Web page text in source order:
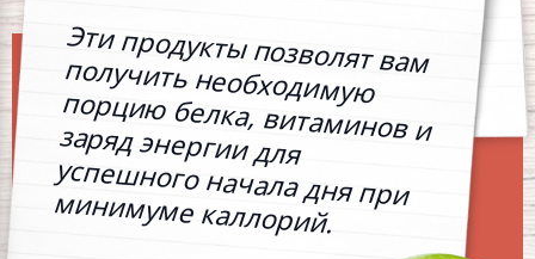
Эти продукты позволят вам
получить необходимую
порцию белка, витаминов и
заряд энергии для
успешного начала дня при
минимуме каллорий.